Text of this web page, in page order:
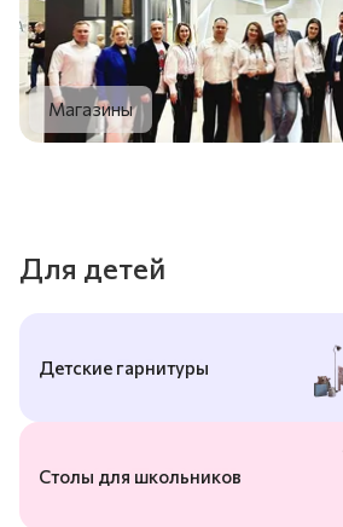
Магазины
Для детей
Детские гарнитуры
Столы для школьников